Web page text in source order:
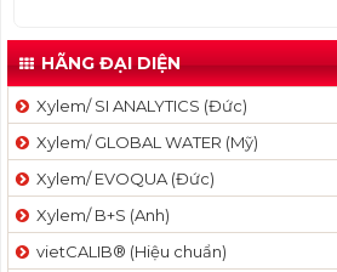
HÃNG ĐẠI DIỆN
Xylem/ SI ANALYTICS (Đức)
Xylem/ GLOBAL WATER (Mỹ)
Xylem/ EVOQUA (Đức)
Xylem/ B+S (Anh)
vietCALIB® (Hiệu chuẩn)